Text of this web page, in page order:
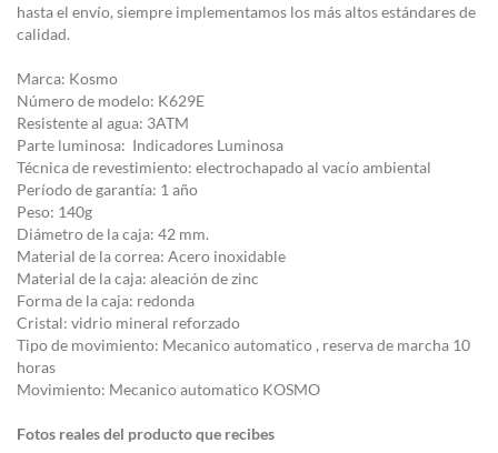
hasta el envío, siempre implementamos los más altos estándares de
calidad.
Marca: Kosmo
Número de modelo: K629E
Resistente al agua: 3ATM
Parte luminosa: Indicadores Luminosa
Técnica de revestimiento: electrochapado al vacío ambiental
Período de garantía: 1 año
Peso: 140g
Diámetro de la caja: 42 mm.
Material de la correa: Acero inoxidable
Material de la caja: aleación de zinc
Forma de la caja: redonda
Cristal: vidrio mineral reforzado
Tipo de movimiento: Mecanico automatico , reserva de marcha 10
horas
Movimiento: Mecanico automatico KOSMO
Fotos reales del producto que recibes